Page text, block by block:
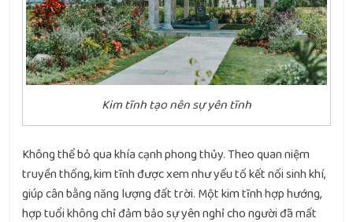
Kim tĩnh tạo nên sự yên tĩnh
Không thể bỏ qua khía cạnh phong thủy. Theo quan niệm
truyền thống, kim tĩnh được xem như yếu tố kết nối sinh khí,
giúp cân bằng năng lượng đất trời. Một kim tĩnh hợp hướng,
hợp tuổi không chỉ đảm bảo sự yên nghỉ cho người đã mất